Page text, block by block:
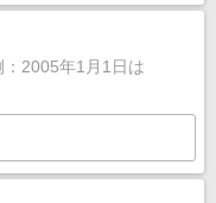
2005年1月1日は